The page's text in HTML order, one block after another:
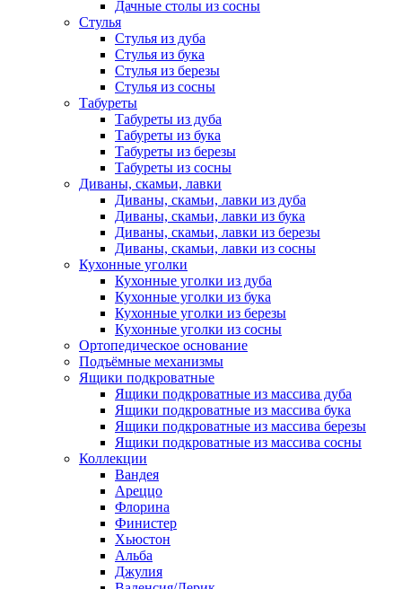
Дачные столы из сосны
Стулья
Стулья из дуба
Стулья из бука
Стулья из березы
Стулья из сосны
Табуреты
Табуреты из дуба
Табуреты из бука
Табуреты из березы
Табуреты из сосны
Диваны, скамьи, лавки
Диваны, скамьи, лавки из дуба
Диваны, скамьи, лавки из бука
Диваны, скамьи, лавки из березы
Диваны, скамьи, лавки из сосны
Кухонные уголки
Кухонные уголки из дуба
Кухонные уголки из бука
Кухонные уголки из березы
Кухонные уголки из сосны
Ортопедическое основание
Подъёмные механизмы
Ящики подкроватные
Ящики подкроватные из массива дуба
Ящики подкроватные из массива бука
Ящики подкроватные из массива березы
Ящики подкроватные из массива сосны
Коллекции
Вандея
Ареццо
Флорина
Финистер
Хьюстон
Альба
Джулия